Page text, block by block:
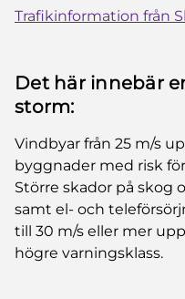
Trafikinformation från
Det här innebär
storm:
Vindbyar från 25 m/s
byggnader med risk
Större skador på skog
samt el- och
till 30 m/s eller mer
högre varningsklass.